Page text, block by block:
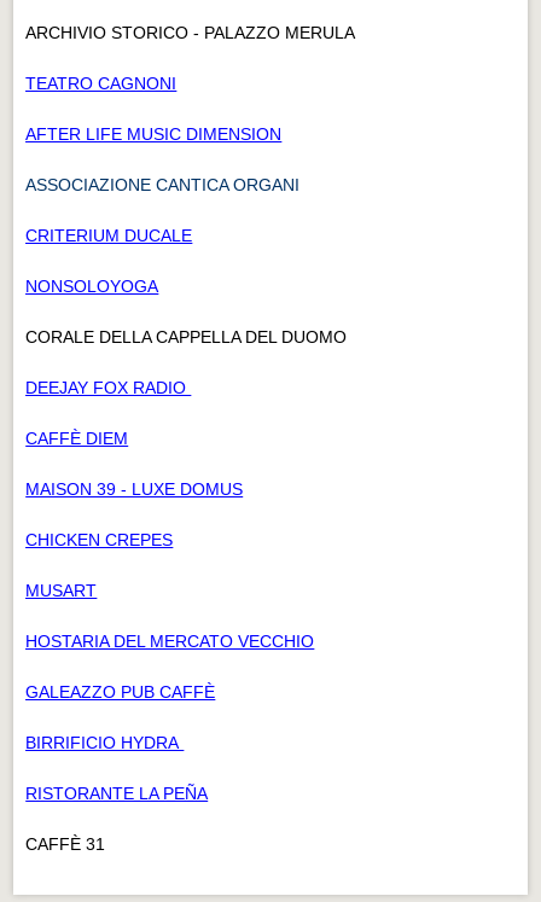
ARCHIVIO STORICO - PALAZZO MERULA
TEATRO CAGNONI
AFTER LIFE MUSIC DIMENSION
ASSOCIAZIONE CANTICA ORGANI
CRITERIUM DUCALE
NONSOLOYOGA
CORALE DELLA CAPPELLA DEL DUOMO
DEEJAY FOX RADIO
CAFFÈ DIEM
MAISON 39 - LUXE DOMUS
CHICKEN CREPES
MUSART
HOSTARIA DEL MERCATO VECCHIO
GALEAZZO PUB CAFFÈ
BIRRIFICIO HYDRA
RISTORANTE LA PEÑA
CAFFÈ 31